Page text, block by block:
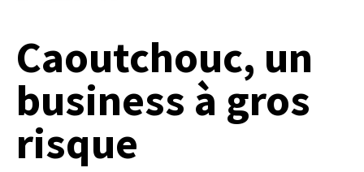
Caoutchouc, un
business à gros
risque